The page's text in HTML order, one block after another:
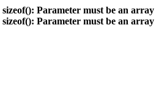
sizeof(): Parameter must be an
sizeof(): Parameter must be an